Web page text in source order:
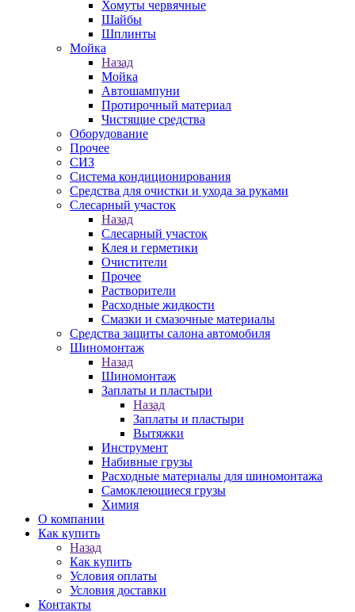
Хомуты червячные
Шайбы
Шплинты
Мойка
Назад
Мойка
Автошампуни
Протирочный материал
Чистящие средства
Оборудование
Прочее
СИЗ
Система кондиционирования
Средства для очистки и ухода за руками
Слесарный участок
Назад
Слесарный участок
Клея и герметики
Очистители
Прочее
Растворители
Расходные жидкости
Смазки и смазочные материалы
Средства защиты салона автомобиля
Шиномонтаж
Назад
Шиномонтаж
Заплаты и пластыри
Назад
Заплаты и пластыри
Вытяжки
Инструмент
Набивные грузы
Расходные материалы для шиномонтажа
Самоклеющиеся грузы
Химия
О компании
Как купить
Назад
Как купить
Условия оплаты
Условия доставки
Контакты